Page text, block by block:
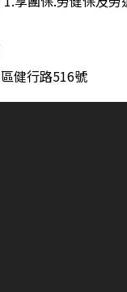
健行路516號